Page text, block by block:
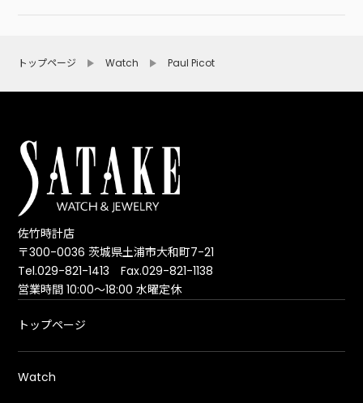
トップページ Watch Paul Picot
佐竹時計店
〒300-0036 茨城県土浦市大和町7-21
Tel.029-821-1413 Fax.029-821-1138
営業時間 10:00～18:00 水曜定休
トップページ
Watch